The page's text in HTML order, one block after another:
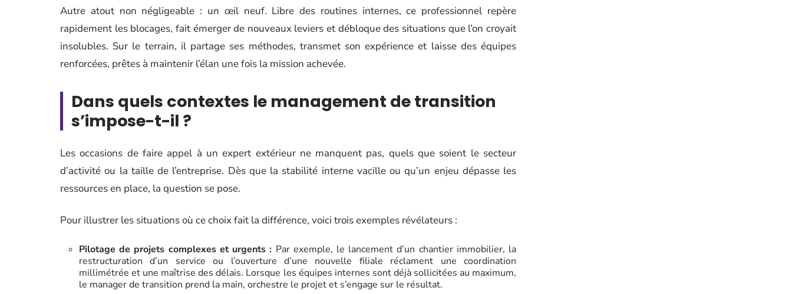
Autre atout non négligeable : un œil neuf. Libre des routines internes, ce professionnel repère
rapidement les blocages, fait émerger de nouveaux leviers et débloque des situations que l’on croyait
insolubles. Sur le terrain, il partage ses méthodes, transmet son expérience et laisse des équipes
renforcées, prêtes à maintenir l’élan une fois la mission achevée.
Dans quels contextes le management de transition
s’impose-t-il ?
Les occasions de faire appel à un expert extérieur ne manquent pas, quels que soient le secteur
d’activité ou la taille de l’entreprise. Dès que la stabilité interne vacille ou qu’un enjeu dépasse les
ressources en place, la question se pose.
Pour illustrer les situations où ce choix fait la différence, voici trois exemples révélateurs :
Pilotage de projets complexes et urgents : Par exemple, le lancement d’un chantier immobilier, la
restructuration d’un service ou l’ouverture d’une nouvelle filiale réclament une coordination
millimétrée et une maîtrise des délais. Lorsque les équipes internes sont déjà sollicitées au maximum,
le manager de transition prend la main, orchestre le projet et s’engage sur le résultat.